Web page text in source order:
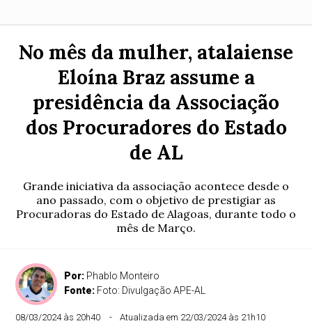
No mês da mulher, atalaiense
Eloína Braz assume a
presidência da Associação
dos Procuradores do Estado
de AL
Grande iniciativa da associação acontece desde o
ano passado, com o objetivo de prestigiar as
Procuradoras do Estado de Alagoas, durante todo o
mês de Março.
Por: Phablo Monteiro
Fonte: Foto: Divulgação APE-AL
08/03/2024 às 20h40 Atualizada em 22/03/2024 às 21h10